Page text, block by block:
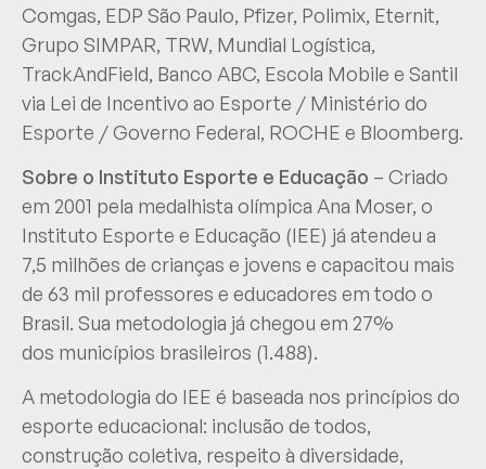
Comgas, EDP São Paulo, Pfizer, Polimix, Eternit,
Grupo SIMPAR, TRW, Mundial Logística,
TrackAndField, Banco ABC, Escola Mobile e Santil
via Lei de Incentivo ao Esporte / Ministério do
Esporte / Governo Federal, ROCHE e Bloomberg.
Sobre o Instituto Esporte e Educação – Criado
em 2001 pela medalhista olímpica Ana Moser, o
Instituto Esporte e Educação (IEE) já atendeu a
7,5 milhões de crianças e jovens e capacitou mais
de 63 mil professores e educadores em todo o
Brasil. Sua metodologia já chegou em 27%
dos municípios brasileiros (1.488).
A metodologia do IEE é baseada nos princípios do
esporte educacional: inclusão de todos,
construção coletiva, respeito à diversidade,